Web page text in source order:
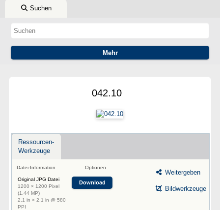
Suchen
042.10
Ressourcen-
Werkzeuge
Datei-Information Optionen
Original JPG Datei
1200 × 1200 Pixel
(1.44 MP)
2.1 in × 2.1 in @ 580
PPI
Download
Weitergeben
Bildwerkzeuge